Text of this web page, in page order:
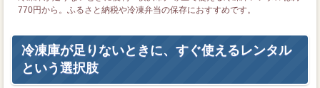
770円から。ふるさと納税や冷凍弁当の保存におすすめです。
冷凍庫が足りないときに、すぐ使えるレンタル
という選択肢